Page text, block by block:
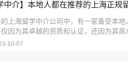
中介】本地人都在推荐的上海正规
上海留学中介公司中，有一家备受本
因为其卓越的资质和认证，还因为其
10-07